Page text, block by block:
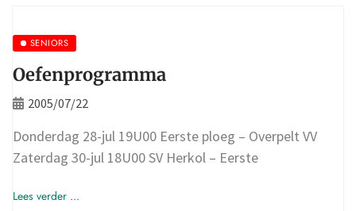
SENIORS
Oefenprogramma
2005/07/22
Donderdag 28-jul 19U00 Eerste ploeg – Overpelt VV
Zaterdag 30-jul 18U00 SV Herkol – Eerste
Lees verder ...